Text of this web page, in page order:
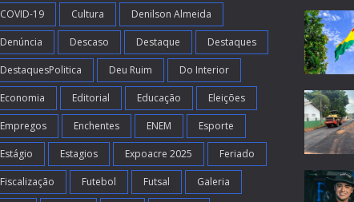
COVID-19 Cultura Denilson Almeida
Denúncia Descaso Destaque Destaques
DestaquesPolitica Deu Ruim Do Interior
Economia Editorial Educação Eleições
Empregos Enchentes ENEM Esporte
Estágio Estagios Expoacre 2025 Feriado
Fiscalização Futebol Futsal Galeria